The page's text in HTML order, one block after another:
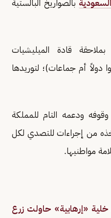
بالصواريخ البالستية
قادة الميليشيات
دولاً أم جماعات)؛ لتوريدها
ودعمه التام للمملكة
من إجراءات للتصدي لكل
مواطنيها.
«إرهابية» حاولت زرع